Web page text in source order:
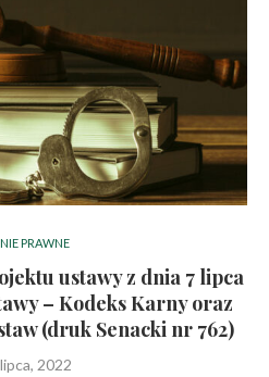
PRAWNE
ustawy z dnia 7 lipca
– Kodeks Karny oraz
(druk Senacki nr 762)
2022